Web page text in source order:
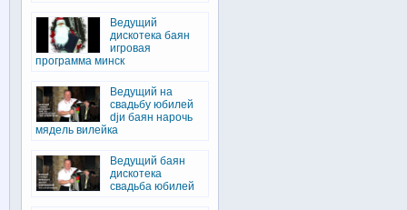
Ведущий
дискотека баян
игровая
программа минск
Ведущий на
свадьбу юбилей
djи баян нарочь
мядель вилейка
Ведущий баян
дискотека
свадьба юбилей